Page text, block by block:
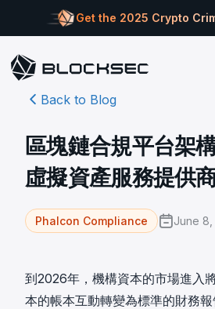
Get the 2025 Crypto
Back to Blog
區塊鏈合規平台架
虛擬資產服務提供
Phalcon Compliance June
到2026年，機構資本的市場進入
本的帳本互動轉變為標準的財務